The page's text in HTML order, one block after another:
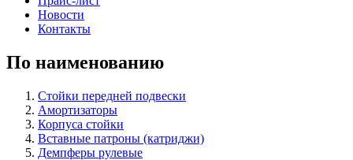
Новости
Контакты
По наименованию
Стойки передней подвески
Амортизаторы
Корпуса стойки
Вставные патроны (катриджи)
Демпферы рулевые